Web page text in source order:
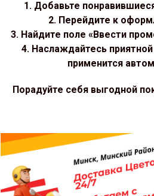
1. Добавьте
2. Перейдите к
3. Найдите поле «Ввести
4. Наслаждайтесь
применится
Порадуйте себя выгодной